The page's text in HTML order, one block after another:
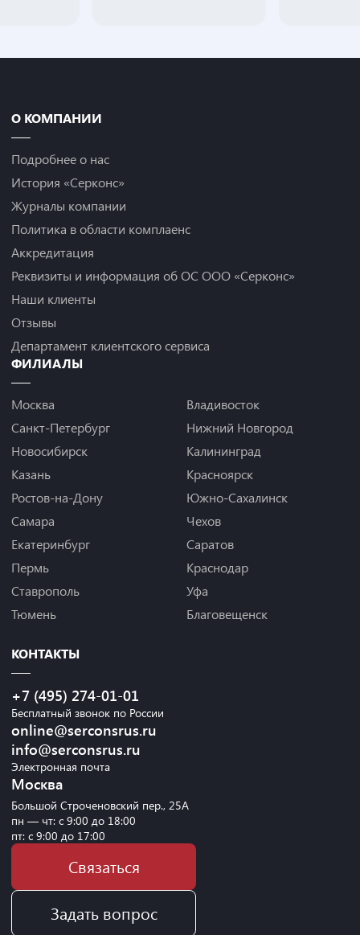
О КОМПАНИИ
Подробнее о нас
История «Серконс»
Журналы компании
Политика в области комплаенс
Аккредитация
Реквизиты и информация об ОС ООО «Серконс»
Наши клиенты
Отзывы
Департамент клиентского сервиса
ФИЛИАЛЫ
Москва
Санкт-Петербург
Новосибирск
Казань
Ростов-на-Дону
Самара
Екатеринбург
Пермь
Ставрополь
Тюмень
Владивосток
Нижний Новгород
Калининград
Красноярск
Южно-Сахалинск
Чехов
Саратов
Краснодар
Уфа
Благовещенск
КОНТАКТЫ
+7 (495) 274-01-01
Бесплатный звонок по России
online@serconsrus.ru
info@serconsrus.ru
Электронная почта
Москва
Большой Строченовский пер., 25А
пн — чт: с 9:00 до 18:00
пт: с 9:00 до 17:00
Связаться
Задать вопрос